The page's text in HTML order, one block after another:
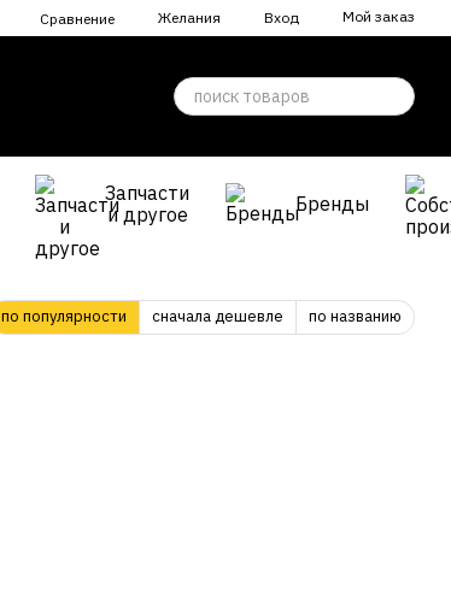
Сравнение Желания Вход Мой заказ
Запчасти
и другое
Бренды
по популярности сначала дешевле по названию